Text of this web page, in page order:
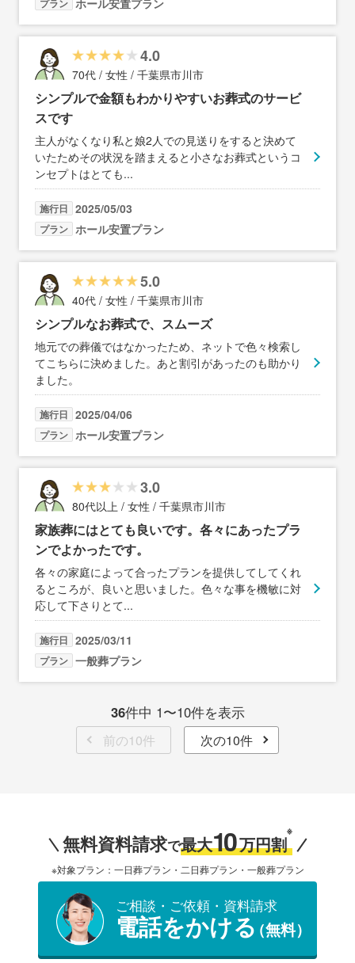
4.0
70代 / 女性 / 千葉県市川市
シンプルで金額もわかりやすいお葬式のサービ
スです
主人がなくなり私と娘2人での見送りをすると決めて
いたためその状況を踏まえると小さなお葬式というコ
ンセプトはとても...
施行日 2025/05/03
プラン ホール安置プラン
5.0
40代 / 女性 / 千葉県市川市
シンプルなお葬式で、スムーズ
地元での葬儀ではなかったため、ネットで色々検索し
てこちらに決めました。あと割引があったのも助かり
ました。
施行日 2025/04/06
プラン ホール安置プラン
3.0
80代以上 / 女性 / 千葉県市川市
家族葬にはとても良いです。各々にあったプラ
ンでよかったです。
各々の家庭によって合ったプランを提供してしてくれ
るところが、良いと思いました。色々な事を機敏に対
応して下さりとて...
施行日 2025/03/11
プラン 一般葬プラン
36件中 1〜10件を表示
前の10件 次の10件
無料資料請求で最大10万円割
※
※対象プラン：一日葬プラン・二日葬プラン・一般葬プラン
ご相談・ご依頼・資料請求
電話をかける（無料）